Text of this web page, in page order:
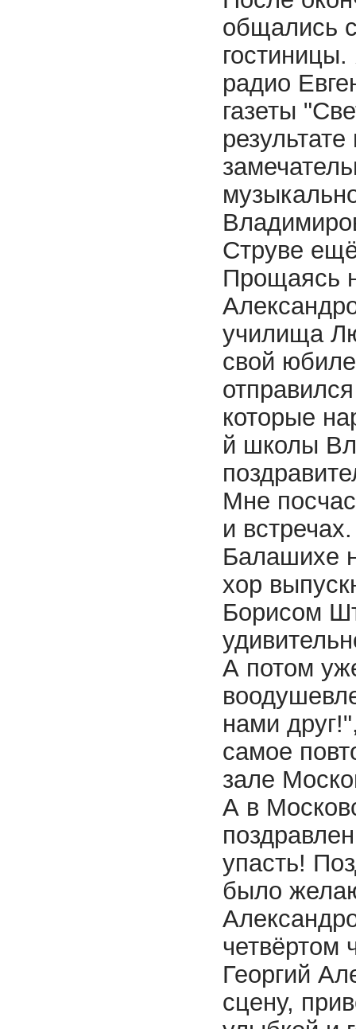
общались
радио
газеты
Струве
Прощаясь
училища
свой
которые
й школы
Мне
и
Балашихе
хор
Борисом
А потом
нами
самое
зале
А в
упасть!
было
четвёртом
Георгий
сцену,